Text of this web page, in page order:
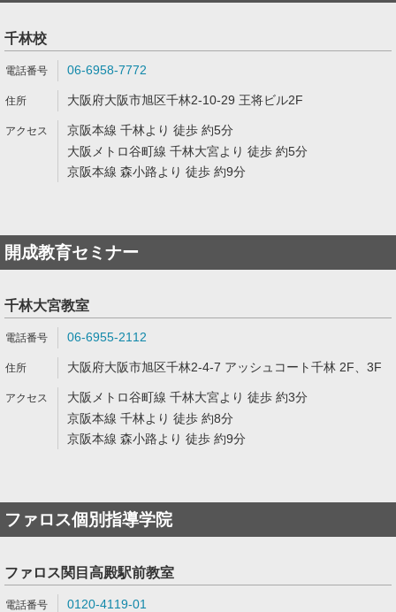
千林校
06-6958-7772
大阪府大阪市旭区千林2-10-29 王将ビル2F
京阪本線 千林より 徒歩 約5分
大阪メトロ谷町線 千林大宮より 徒歩 約5分
京阪本線 森小路より 徒歩 約9分
開成教育セミナー
千林大宮教室
06-6955-2112
大阪府大阪市旭区千林2-4-7 アッシュコート千林 2F、3F
大阪メトロ谷町線 千林大宮より 徒歩 約3分
京阪本線 千林より 徒歩 約8分
京阪本線 森小路より 徒歩 約9分
ファロス個別指導学院
ファロス関目高殿駅前教室
0120-4119-01